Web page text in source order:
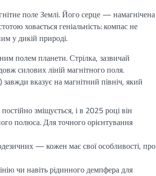
поле Землі. Його серце — намагнічена
ховається геніальність: компас не
у дикій природі.
полем планети. Стрілка, зазвичай
силових ліній магнітного поля.
вказує на магнітний північ, який
зміщується, і в 2025 році він
полюса. Для точного орієнтування
— кожен має свої особливості, про
чи навіть рідинного демпфера для